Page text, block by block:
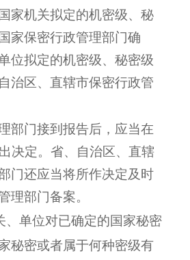
家机关拟定的机密级、秘
家保密行政管理部门确
位拟定的机密级、秘密级
治区、直辖市保密行政管
部门接到报告后，应当在
决定。省、自治区、直辖
门还应当将所作决定及时
理部门备案。
单位对已确定的国家秘密
秘密或者属于何种密级有